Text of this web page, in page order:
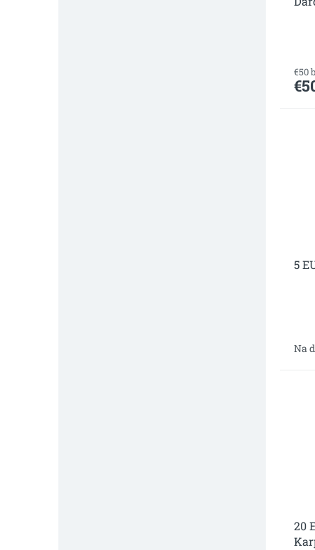
€50
5
Na
20